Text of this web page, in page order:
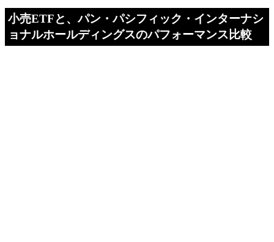
小売ETFと、パン・パシフィック・インターナシ
ョナルホールディングスのパフォーマンス比較